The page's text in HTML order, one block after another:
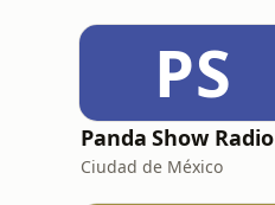
PS
Panda Show Radio
Ciudad de México